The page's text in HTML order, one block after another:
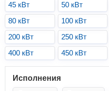
45 кВт
50 кВт
80 кВт
100 кВт
200 кВт
250 кВт
400 кВт
450 кВт
Исполнения